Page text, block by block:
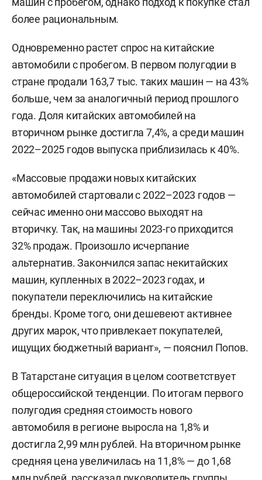
более рациональным.
Одновременно растет спрос на китайские
автомобили с пробегом. В первом полугодии в
стране продали 163,7 тыс. таких машин — на 43%
больше, чем за аналогичный период прошлого
года. Доля китайских автомобилей на
вторичном рынке достигла 7,4%, а среди машин
2022–2025 годов выпуска приблизилась к 40%.
«Массовые продажи новых китайских
автомобилей стартовали с 2022–2023 годов —
сейчас именно они массово выходят на
вторичку. Так, на машины 2023-го приходится
32% продаж. Произошло исчерпание
альтернатив. Закончился запас некитайских
машин, купленных в 2022–2023 годах, и
покупатели переключились на китайские
бренды. Кроме того, они дешевеют активнее
других марок, что привлекает покупателей,
ищущих бюджетный вариант», — пояснил Попов.
В Татарстане ситуация в целом соответствует
общероссийской тенденции. По итогам первого
полугодия средняя стоимость нового
автомобиля в регионе выросла на 1,8% и
достигла 2,99 млн рублей. На вторичном рынке
средняя цена увеличилась на 11,8% — до 1,68